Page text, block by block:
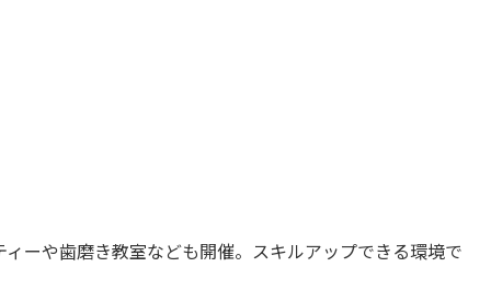
ーや歯磨き教室なども開催。スキルアップできる環境で